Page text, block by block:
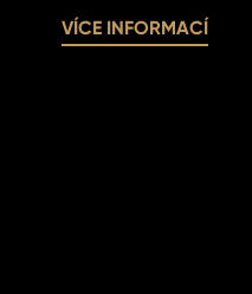
VÍCE INFORMACÍ
heslo?